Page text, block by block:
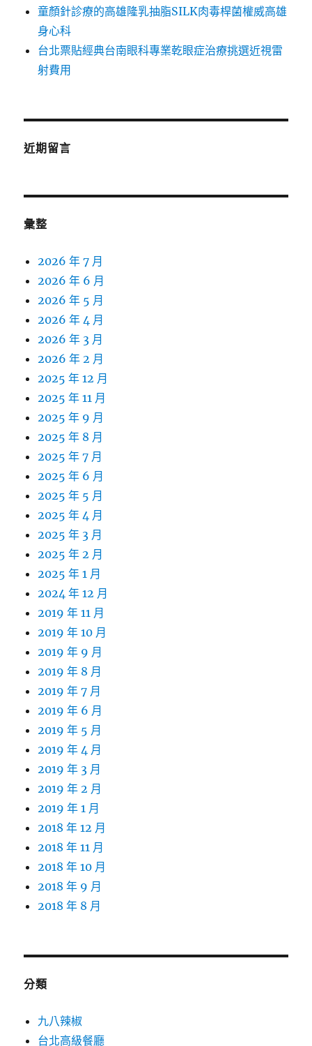
童顏針診療的高雄隆乳抽脂SILK肉毒桿菌權威高雄
身心科
台北票貼經典台南眼科專業乾眼症治療挑選近視雷
射費用
近期留言
彙整
2026 年 7 月
2026 年 6 月
2026 年 5 月
2026 年 4 月
2026 年 3 月
2026 年 2 月
2025 年 12 月
2025 年 11 月
2025 年 9 月
2025 年 8 月
2025 年 7 月
2025 年 6 月
2025 年 5 月
2025 年 4 月
2025 年 3 月
2025 年 2 月
2025 年 1 月
2024 年 12 月
2019 年 11 月
2019 年 10 月
2019 年 9 月
2019 年 8 月
2019 年 7 月
2019 年 6 月
2019 年 5 月
2019 年 4 月
2019 年 3 月
2019 年 2 月
2019 年 1 月
2018 年 12 月
2018 年 11 月
2018 年 10 月
2018 年 9 月
2018 年 8 月
分類
九八辣椒
台北高級餐廳